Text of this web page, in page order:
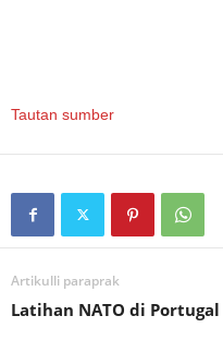
Tautan sumber
Artikulli paraprak
Latihan NATO di Portugal